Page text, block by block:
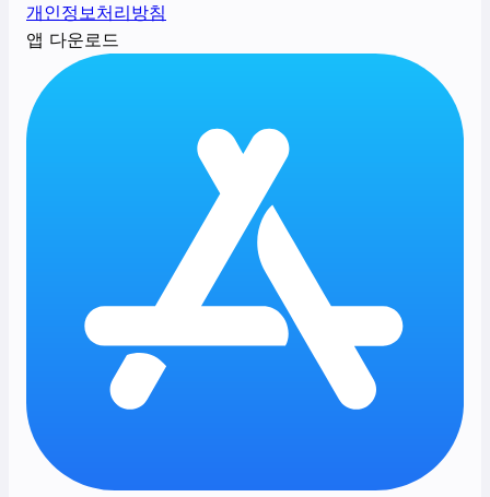
개인정보처리방침
앱 다운로드